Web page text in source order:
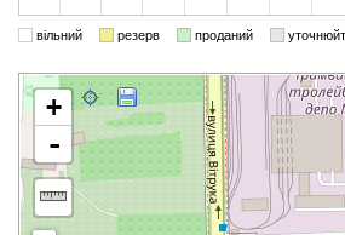
вільний резерв проданий
+
-